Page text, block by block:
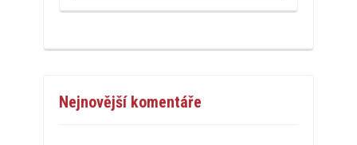
Nejnovější komentáře